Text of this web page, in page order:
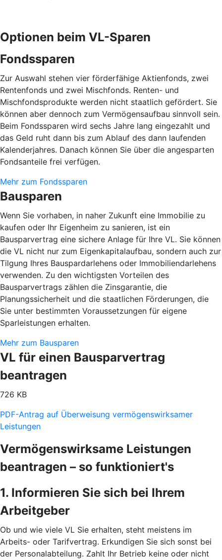
Optionen beim VL-Sparen
Fondssparen
Zur Auswahl stehen vier förderfähige Aktienfonds, zwei
Rentenfonds und zwei Mischfonds. Renten- und
Mischfondsprodukte werden nicht staatlich gefördert. Sie
können aber dennoch zum Vermögensaufbau sinnvoll sein.
Beim Fondssparen wird sechs Jahre lang eingezahlt und
das Geld ruht dann bis zum Ablauf des dann laufenden
Kalenderjahres. Danach können Sie über die angesparten
Fondsanteile frei verfügen.
Mehr zum Fondssparen
Bausparen
Wenn Sie vorhaben, in naher Zukunft eine Immobilie zu
kaufen oder Ihr Eigenheim zu sanieren, ist ein
Bausparvertrag eine sichere Anlage für Ihre VL. Sie können
die VL nicht nur zum Eigenkapitalaufbau, sondern auch zur
Tilgung Ihres Bauspardarlehens oder Immobiliendarlehens
verwenden. Zu den wichtigsten Vorteilen des
Bausparvertrags zählen die Zinsgarantie, die
Planungssicherheit und die staatlichen Förderungen, die
Sie unter bestimmten Voraussetzungen für eigene
Sparleistungen erhalten.
Mehr zum Bausparen
VL für einen Bausparvertrag
beantragen
726 KB
PDF-Antrag auf Überweisung vermögenswirksamer
Leistungen
Vermögenswirksame Leistungen
beantragen – so funktioniert's
1. Informieren Sie sich bei Ihrem
Arbeitgeber
Ob und wie viele VL Sie erhalten, steht meistens im
Arbeits- oder Tarifvertrag. Erkundigen Sie sich sonst bei
der Personalabteilung. Zahlt Ihr Betrieb keine oder nicht